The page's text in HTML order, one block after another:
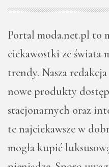
Portal moda.net.pl to
ciekawostki ze świata
trendy. Nasza
nowe produkty
stacjonarnych oraz
te najciekawsze w
mogła kupić